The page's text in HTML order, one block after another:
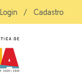
Login / Cadastro